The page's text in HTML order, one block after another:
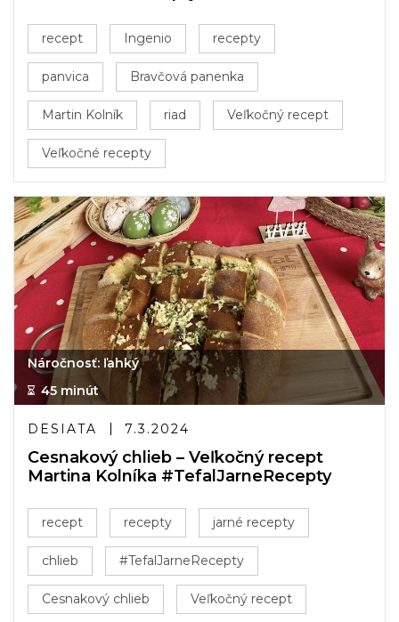
recept Ingenio recepty
panvica Bravčová panenka
Martin Kolník riad Veľkočný recept
Veľkočné recepty
Náročnosť: ľahký
45 minút
DESIATA 7.3.2024
Cesnakový chlieb – Veľkočný recept
Martina Kolníka #TefalJarneRecepty
recept recepty jarné recepty
chlieb #TefalJarneRecepty
Cesnakový chlieb Veľkočný recept